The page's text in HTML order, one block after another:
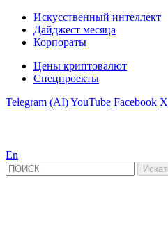
Искусственный интеллект
Дайджест месяца
Корпораты
Цены криптовалют
Спецпроекты
Telegram (AI)YouTube Facebook X
En